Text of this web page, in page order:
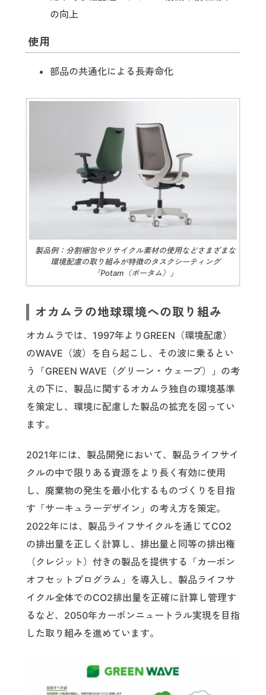
の向上
使用
部品の共通化による長寿命化
製品例：分割梱包やリサイクル素材の使用などさまざまな
環境配慮の取り組みが特徴のタスクシーティング
「Potam（ポータム）」
オカムラの地球環境への取り組み
オカムラでは、1997年よりGREEN（環境配慮）
のWAVE（波）を自ら起こし、その波に乗るとい
う「GREEN WAVE（グリーン・ウェーブ）」の考
えの下に、製品に関するオカムラ独自の環境基準
を策定し、環境に配慮した製品の拡充を図ってい
ます。
2021年には、製品開発において、製品ライフサイ
クルの中で限りある資源をより長く有効に使用
し、廃棄物の発生を最小化するものづくりを目指
す「サーキュラーデザイン」の考え方を策定。
2022年には、製品ライフサイクルを通じてCO2
の排出量を正しく計算し、排出量と同等の排出権
（クレジット）付きの製品を提供する「カーボン
オフセットプログラム」を導入し、製品ライフサ
イクル全体でのCO2排出量を正確に計算し管理す
るなど、2050年カーボンニュートラル実現を目指
した取り組みを進めています。